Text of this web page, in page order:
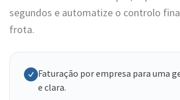
segundos e automatize o controlo
frota.
Faturação por empresa para uma
e clara.